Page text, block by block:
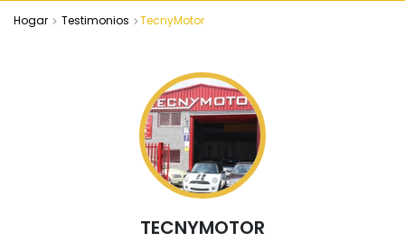
Hogar Testimonios TecnyMotor
TECNYMOTOR